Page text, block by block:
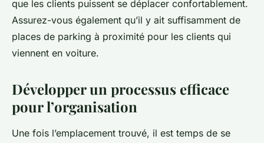
que les clients puissent se déplacer confortablement.
Assurez-vous également qu’il y ait suffisamment de
places de parking à proximité pour les clients qui
viennent en voiture.
Développer un processus efficace
pour l’organisation
Une fois l’emplacement trouvé, il est temps de se